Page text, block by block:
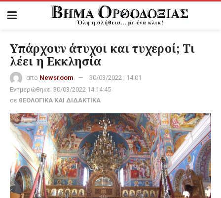
Υπάρχουν άτυχοι και τυχεροί; Τι
λέει η Εκκλησία
από Newsroom
30/03/2022 | 14:01
Ενημερώθηκε: 30/03/2022 14:14:45
σε θΕΟΛΟΓΙΚΑ ΚΑΙ ΔΙΔΑΚΤΙΚΑ